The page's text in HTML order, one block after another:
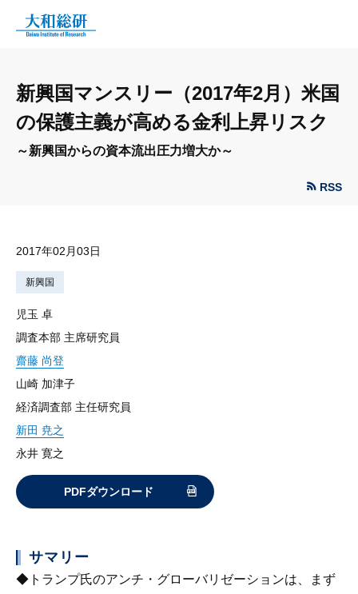
新興国マンスリー（2017年2月）米国
の保護主義が高める金利上昇リスク
～新興国からの資本流出圧力増大か～
RSS
2017年02月03日
新興国
児玉 卓
調査本部 主席研究員
齋藤 尚登
山崎 加津子
経済調査部 主任研究員
新田 尭之
永井 寛之
PDFダウンロード
サマリー
◆トランプ氏のアンチ・グローバリゼーションは、まず